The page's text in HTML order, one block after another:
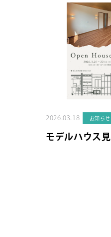
2026.03.18 お知らせ
モデルハウス